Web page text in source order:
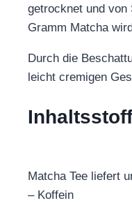
getrocknet und von
Gramm Matcha
Durch die
leicht cremigen
Matcha Tee liefert
– Koffein